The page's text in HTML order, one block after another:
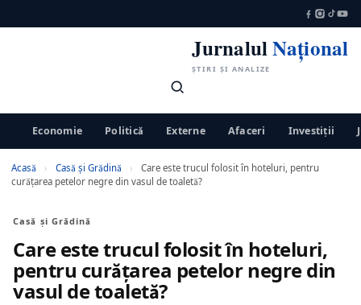
JurnalulNațional
ȘTIRI ȘI ANALIZE
Economie Politică Externe Afaceri Investiții
Acasă › Casă și Grădină ›
Care este trucul folosit în hoteluri, pentru
curăţarea petelor negre din vasul de toaletă?
Casă și Grădină
Care este trucul folosit în hoteluri,
pentru curăţarea petelor negre din
vasul de toaletă?